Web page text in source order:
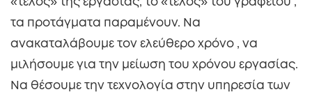
«τέλος» της εργασίας, το «τέλος» του γραφείου ,
τα προτάγματα παραμένουν. Να
ανακαταλάβουμε τον ελεύθερο χρόνο , να
μιλήσουμε για την μείωση του χρόνου εργασίας.
Να θέσουμε την τεχνολογία στην υπηρεσία των